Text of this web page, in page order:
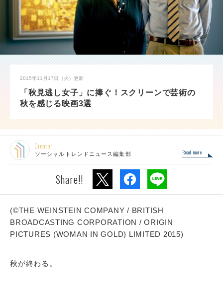
2015年11月17日（火） 更新
「秋見逃し女子」に捧ぐ！スクリーンで芸術の
秋を感じる映画3選
Creator
ソーシャルトレンドニュース編集部 Read more
Share!!
(©THE WEINSTEIN COMPANY / BRITISH
BROADCASTING CORPORATION / ORIGIN
PICTURES (WOMAN IN GOLD) LIMITED 2015)
秋が終わる。